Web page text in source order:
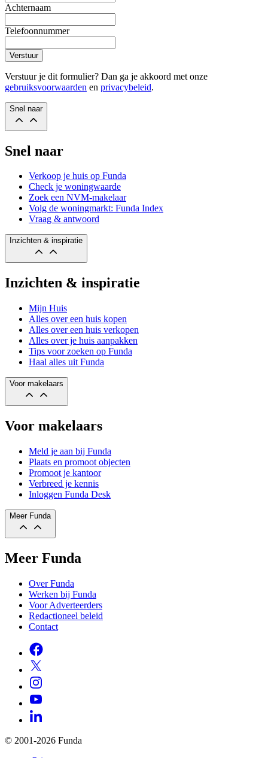
Achternaam
Telefoonnummer
Verstuur
Verstuur je dit formulier? Dan ga je akkoord met onze
gebruiksvoorwaarden en privacybeleid.
Snel naar
Snel naar
Verkoop je huis op Funda
Check je woningwaarde
Zoek een NVM-makelaar
Volg de woningmarkt: Funda Index
Vraag & antwoord
Inzichten & inspiratie
Inzichten & inspiratie
Mijn Huis
Alles over een huis kopen
Alles over een huis verkopen
Alles over je huis aanpakken
Tips voor zoeken op Funda
Haal alles uit Funda
Voor makelaars
Voor makelaars
Meld je aan bij Funda
Plaats en promoot objecten
Promoot je kantoor
Verbreed je kennis
Inloggen Funda Desk
Meer Funda
Meer Funda
Over Funda
Werken bij Funda
Voor Adverteerders
Redactioneel beleid
Contact
© 2001-2026 Funda